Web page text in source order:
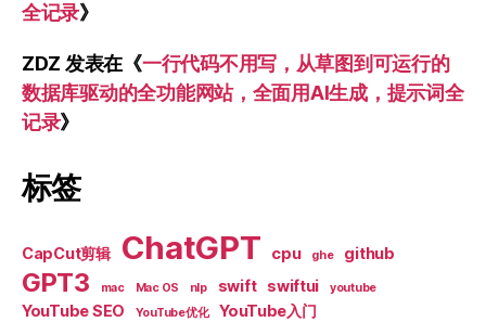
全记录》
ZDZ 发表在《一行代码不用写，从草图到可运行的
数据库驱动的全功能网站，全面用AI生成，提示词全
记录》
标签
CapCut剪辑 ChatGPT cpu ghe github
GPT3 mac Mac OS nlp swift swiftui youtube
YouTube SEO YouTube优化 YouTube入门